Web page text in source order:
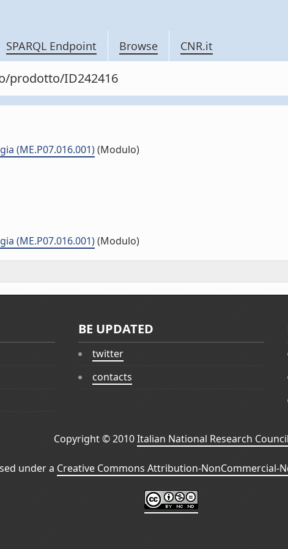
SPARQL Endpoint Browse CNR.it
prodotto/ID242416
(ME.P07.016.001)(Modulo)
(ME.P07.016.001)(Modulo)
BE UPDATED
twitter
contacts
Copyright © 2010Italian National Research Council
under a Creative Commons Attribution-NonCommercial-